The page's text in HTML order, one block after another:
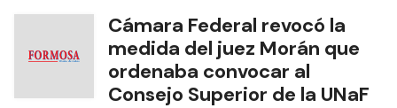
Cámara Federal revocó la
medida del juez Morán que
ordenaba convocar al
Consejo Superior de la UNaF